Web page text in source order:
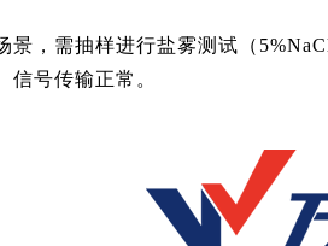
景，需抽样进行盐雾测试（
信号传输正常。